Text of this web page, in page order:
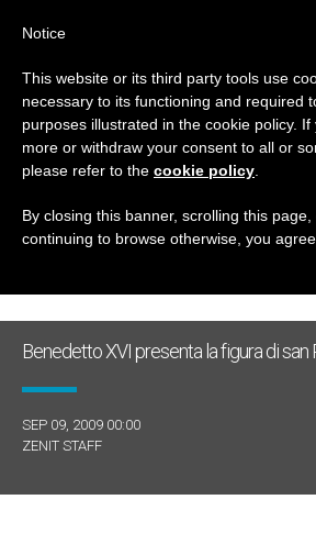
GIORNO
Settembre
ULTIME NOTIZIE
Benedetto XVI presenta la figura di san
SEP 09, 2009 00:00
ZENIT STAFF
Notice
This website or its third party tools use
necessary to its functioning and required
purposes illustrated in the cookie policy.
more or withdraw your consent to all or
please refer to the cookie policy
By closing this banner, scrolling this
continuing to browse otherwise, you